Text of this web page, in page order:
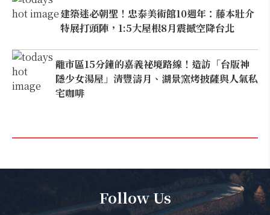
建築迷必朝聖！忠泰美術館10週年：藤本壯介
特展打頭陣，1:5大屋根8月震撼空降台北
離市區15分鐘的嘉義祕境路線！造訪「台版神
隱少女湯屋」清豐濤月、湖景窯烤披薩與人氣私
宅咖啡
Follow Us